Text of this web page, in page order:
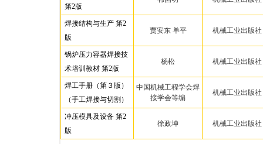
第2版
焊接结构与生产 第2
版
贾安东 单平 机械工业出版社
锅炉压力容器焊接技
术培训教材 第2版
杨松 机械工业出版社
焊工手册（第３版）
（手工焊接与切割）
中国机械工程学会焊
接学会等编
机械工业出版社
冲压模具及设备 第2
版
徐政坤 机械工业出版社